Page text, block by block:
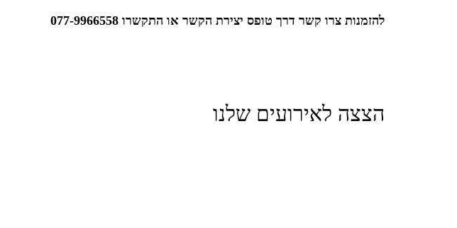
להזמנות צרו קשר דרך טופס יצירת הקשר או התקשרו 077-9966558
הצצה לאירועים שלנו